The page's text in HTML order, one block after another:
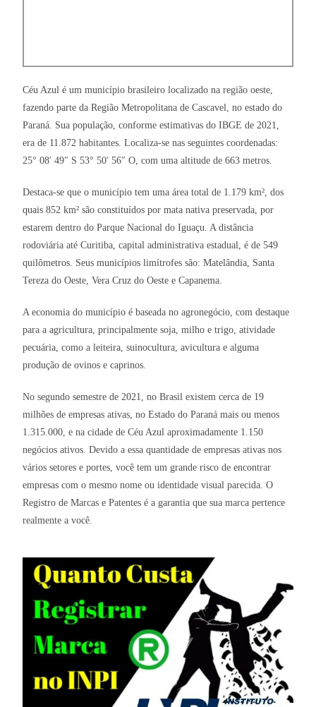
Céu Azul é um município brasileiro localizado na região oeste,
fazendo parte da Região Metropolitana de Cascavel, no estado do
Paraná. Sua população, conforme estimativas do IBGE de 2021,
era de 11.872 habitantes. Localiza-se nas seguintes coordenadas:
25° 08′ 49″ S 53° 50′ 56″ O, com uma altitude de 663 metros.
Destaca-se que o município tem uma área total de 1.179 km², dos
quais 852 km² são constituídos por mata nativa preservada, por
estarem dentro do Parque Nacional do Iguaçu. A distância
rodoviária até Curitiba, capital administrativa estadual, é de 549
quilômetros. Seus municípios limítrofes são: Matelândia, Santa
Tereza do Oeste, Vera Cruz do Oeste e Capanema.
A economia do município é baseada no agronegócio, com destaque
para a agricultura, principalmente soja, milho e trigo, atividade
pecuária, como a leiteira, suinocultura, avicultura e alguma
produção de ovinos e caprinos.
No segundo semestre de 2021, no Brasil existem cerca de 19
milhões de empresas ativas, no Estado do Paraná mais ou menos
1.315.000, e na cidade de Céu Azul aproximadamente 1.150
negócios ativos. Devido a essa quantidade de empresas ativas nos
vários setores e portes, você tem um grande risco de encontrar
empresas com o mesmo nome ou identidade visual parecida. O
Registro de Marcas e Patentes é a garantia que sua marca pertence
realmente a você.